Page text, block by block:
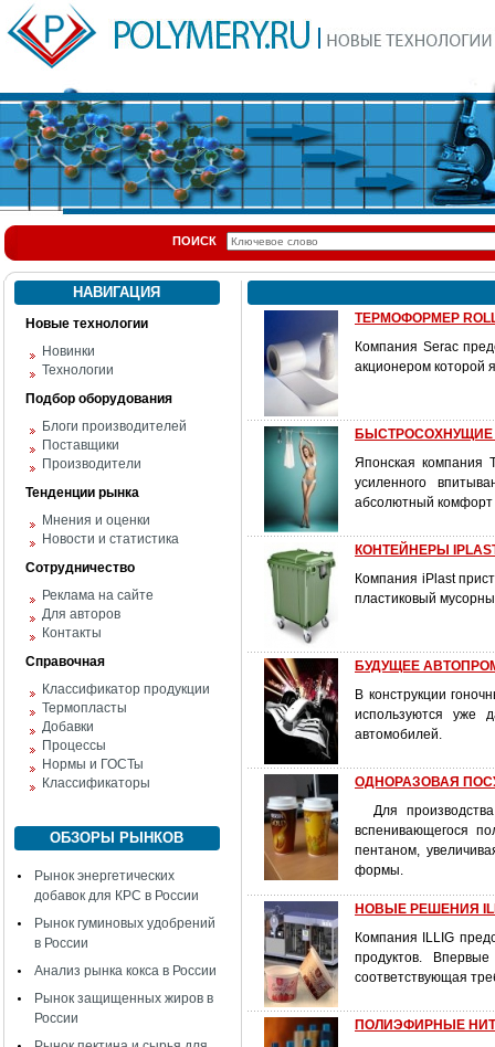
ПОИСК
НАВИГАЦИЯ
Новые технологии
Новинки
Технологии
Подбор оборудования
Блоги производителей
Поставщики
Производители
Тенденции рынка
Мнения и оценки
Новости и статистика
Сотрудничество
Реклама на сайте
Для авторов
Контакты
Справочная
Классификатор продукции
Термопласты
Добавки
Процессы
Нормы и ГОСТы
Классификаторы
ОБЗОРЫ РЫНКОВ
Рынок энергетических
добавок для КРС в России
Рынок гуминовых удобрений
в России
Анализ рынка кокса в России
Рынок защищенных жиров в
России
ТЕРМОФОРМЕР ROLL
Компания Serac
акционером которой
Японская компания
усиленного
абсолютный комфорт
КОНТЕЙНЕРЫ
Компания iPlast
пластиковый
БУДУЩЕЕ
В конструкции
используются уже
автомобилей.
ОДНОРАЗОВАЯ
Для
вспенивающегося
пентаном,
формы.
НОВЫЕ РЕШЕНИЯ
Компания ILLIG
продуктов.
соответствующая
ПОЛИЭФИРНЫЕ